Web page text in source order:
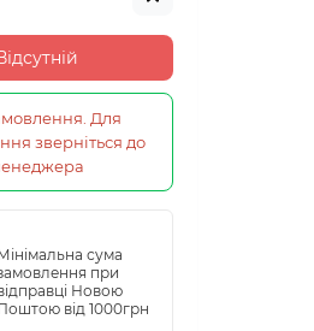
Для
зверніться до
сума
при
Новою
від 1000грн